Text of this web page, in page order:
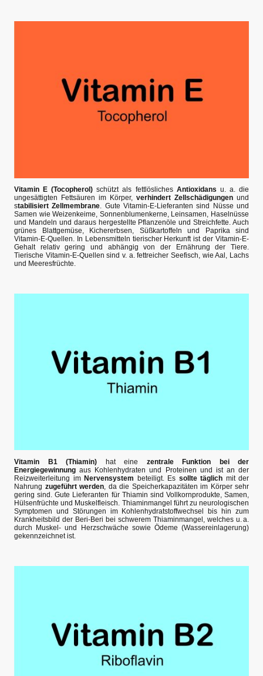
Vitamin E (Tocopherol) schützt als fettlösliches Antioxidans u. a. die
ungesättigten Fettsäuren im Körper, verhindert Zellschädigungen und
stabilisiert Zellmembrane . Gute Vitamin-E-Lieferanten sind Nüsse und
Samen wie Weizenkeime, Sonnenblumenkerne, Leinsamen, Haselnüsse
und Mandeln und daraus hergestellte Pflanzenöle und Streichfette. Auch
grünes Blattgemüse, Kichererbsen, Süßkartoffeln und Paprika sind
Vitamin-E-Quellen. In Lebensmitteln tierischer Herkunft ist der Vitamin-E-
Gehalt relativ gering und abhängig von der Ernährung der Tiere.
Tierische Vitamin-E-Quellen sind v. a. fettreicher Seefisch, wie Aal, Lachs
und Meeresfrüchte.
Vitamin B1 (Thiamin) hat eine zentrale Funktion bei der
Energiegewinnung aus Kohlenhydraten und Proteinen und ist an der
Reizweiterleitung im Nervensystem beteiligt. Es sollte täglich mit der
Nahrung zugeführt werden , da die Speicherkapazitäten im Körper sehr
gering sind. Gute Lieferanten für Thiamin sind Vollkornprodukte, Samen,
Hülsenfrüchte und Muskelfleisch. Thiaminmangel führt zu neurologischen
Symptomen und Störungen im Kohlenhydratstoffwechsel bis hin zum
Krankheitsbild der Beri-Beri bei schwerem Thiaminmangel, welches u. a.
durch Muskel- und Herzschwäche sowie Ödeme (Wassereinlagerung)
gekennzeichnet ist.